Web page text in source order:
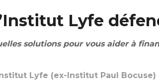
Lyfe
solutions pour vous aider à
Lyfe (ex-Institut Paul